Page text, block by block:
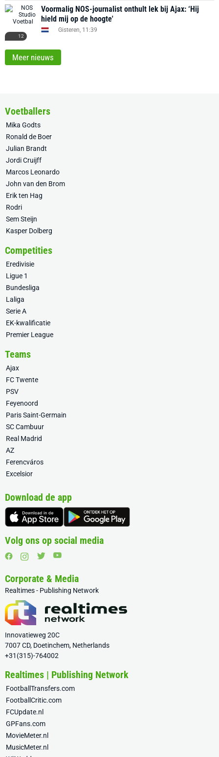
12
Voormalig NOS-journalist onthult lek bij Ajax: ‘Hij
hield mij op de hoogte'
Gisteren, 11:39
Meer nieuws
Voetballers
Mika Godts
Ronald de Boer
Julian Brandt
Jordi Cruijff
Marcos Leonardo
John van den Brom
Erik ten Hag
Rodri
Sem Steijn
Kasper Dolberg
Competities
Eredivisie
Ligue 1
Bundesliga
Laliga
Serie A
EK-kwalificatie
Premier League
Teams
Ajax
FC Twente
PSV
Feyenoord
Paris Saint-Germain
SC Cambuur
Real Madrid
AZ
Ferencváros
Excelsior
Download de app
Volg ons op social media
Corporate & Media
Realtimes - Publishing Network
Innovatieweg 20C
7007 CD, Doetinchem, Netherlands
+31(315)-764002
Realtimes | Publishing Network
FootballTransfers.com
FootballCritic.com
FCUpdate.nl
GPFans.com
MovieMeter.nl
MusicMeter.nl